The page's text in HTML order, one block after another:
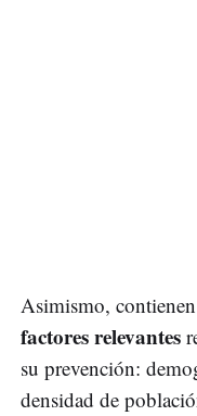
Asimismo,
factores relevantes
su prevención:
densidad de